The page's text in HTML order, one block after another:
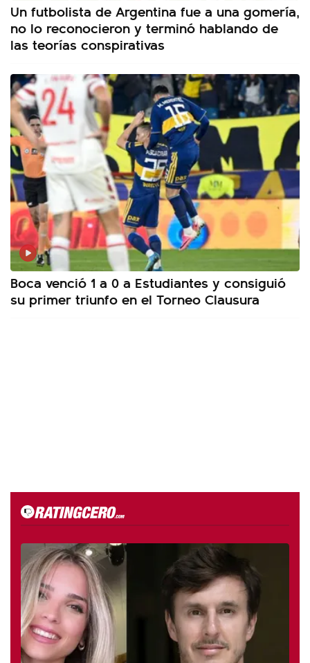
Un futbolista de Argentina fue a una gomería,
no lo reconocieron y terminó hablando de
las teorías conspirativas
Boca venció 1 a 0 a Estudiantes y consiguió
su primer triunfo en el Torneo Clausura